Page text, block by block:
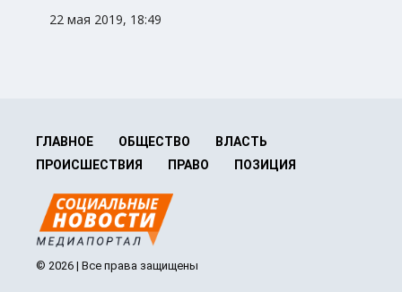
22 мая 2019, 18:49
ГЛАВНОЕ ОБЩЕСТВО
ВЛАСТЬ
ПРОИСШЕСТВИЯ
ПРАВО ПОЗИЦИЯ
© 2026 | Все права защищены